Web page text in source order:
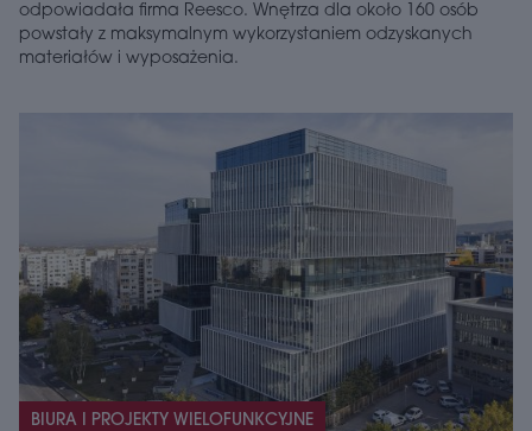
odpowiadała firma Reesco. Wnętrza dla około 160 osób
powstały z maksymalnym wykorzystaniem odzyskanych
materiałów i wyposażenia.
BIURA I PROJEKTY WIELOFUNKCYJNE